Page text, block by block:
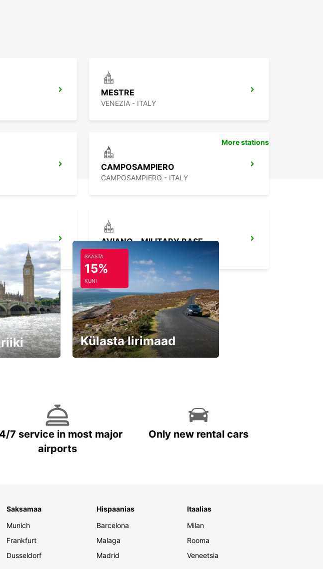
MESTRE
VENEZIA - ITALY
CAMPOSAMPIERO
CAMPOSAMPIERO - ITALY
AVIANO - MILITARY BASE
AVIANO - ITALY
More stations
SÄÄSTA
15%
KUNI
Külasta Iirimaad
7 service in most major
airports
Only new rental cars
Saksamaa
Munich
Frankfurt
Dusseldorf
Hispaanias
Barcelona
Malaga
Madrid
Itaalias
Milan
Rooma
Veneetsia